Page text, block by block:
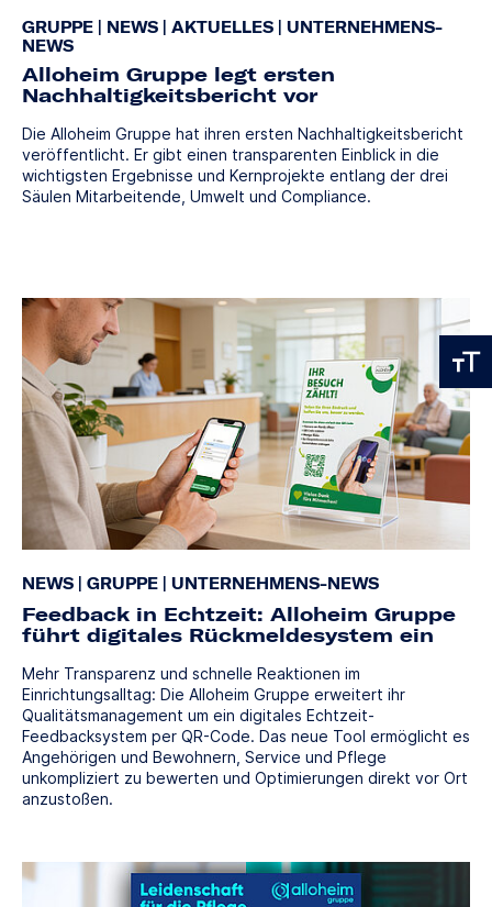
GRUPPE NEWS AKTUELLES
UNTERNEHMENS-
NEWS
Alloheim Gruppe legt ersten
Nachhaltigkeitsbericht vor
Die Alloheim Gruppe hat ihren ersten Nachhaltigkeitsbericht
veröffentlicht. Er gibt einen transparenten Einblick in die
wichtigsten Ergebnisse und Kernprojekte entlang der drei
Säulen Mitarbeitende, Umwelt und Compliance.
NEWS GRUPPE UNTERNEHMENS-NEWS
Feedback in Echtzeit: Alloheim Gruppe
führt digitales Rückmeldesystem ein
Mehr Transparenz und schnelle Reaktionen im
Einrichtungsalltag: Die Alloheim Gruppe erweitert ihr
Qualitätsmanagement um ein digitales Echtzeit-
Feedbacksystem per QR-Code. Das neue Tool ermöglicht es
Angehörigen und Bewohnern, Service und Pflege
unkompliziert zu bewerten und Optimierungen direkt vor Ort
anzustoßen.